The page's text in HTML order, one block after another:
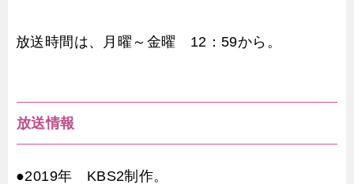
放送時間は、月曜～金曜 12：59から。
放送情報
●2019年 KBS2制作。